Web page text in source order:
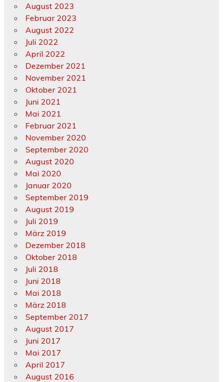
August 2023
Februar 2023
August 2022
Juli 2022
April 2022
Dezember 2021
November 2021
Oktober 2021
Juni 2021
Mai 2021
Februar 2021
November 2020
September 2020
August 2020
Mai 2020
Januar 2020
September 2019
August 2019
Juli 2019
März 2019
Dezember 2018
Oktober 2018
Juli 2018
Juni 2018
Mai 2018
März 2018
September 2017
August 2017
Juni 2017
Mai 2017
April 2017
August 2016